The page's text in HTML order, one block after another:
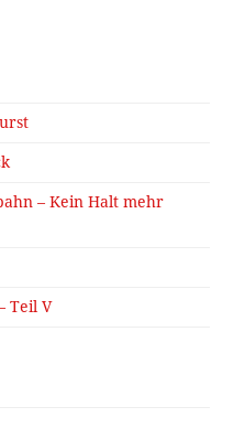
– Kein Halt mehr
Teil V